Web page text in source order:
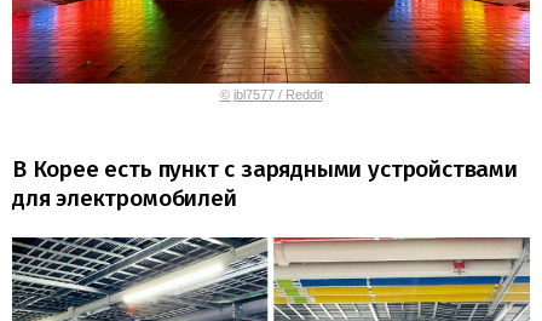
© jbl7577 / Reddit
В Корее есть пункт с зарядными устройствами
для электромобилей